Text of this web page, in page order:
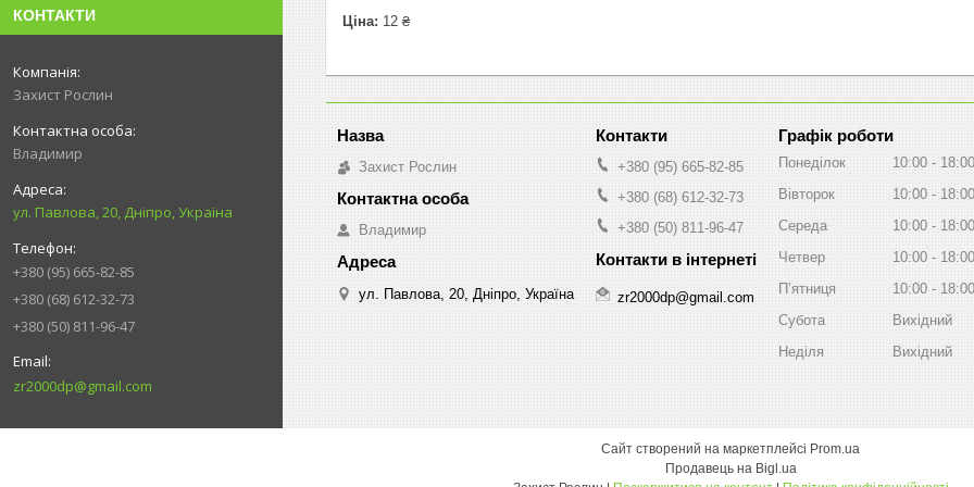
КОНТАКТИ
Захист Рослин
Владимир
ул. Павлова, 20, Дніпро, Україна
+380 (95) 665-82-85
+380 (68) 612-32-73
+380 (50) 811-96-47
zr2000dp@gmail.com
Ціна: 12 ₴
Захист Рослин
Владимир
ул. Павлова, 20, Дніпро, Україна
+380 (95) 665-82-85
+380 (68) 612-32-73
+380 (50) 811-96-47
zr2000dp@gmail.com
Графік роботи
Понеділок 10:00
18:00
Вівторок
10:00
18:00
Середа
10:00
18:00
Четвер
10:00
18:00
Пʼятниця
10:00
18:00
Субота
Вихідний
Неділя
Вихідний
Сайт створений на маркетплейсі Prom.ua
Продавець на Bigl.ua